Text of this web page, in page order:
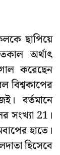
ছাপিয়ে
অর্থাৎ
করেছেন
বিশ্বকাপের
বর্তমানে
সংখ্যা 21।
হাতে।
হিসেবে